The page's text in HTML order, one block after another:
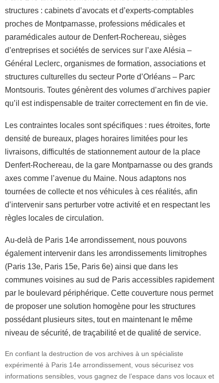
structures : cabinets d’avocats et d’experts-comptables
proches de Montparnasse, professions médicales et
paramédicales autour de Denfert-Rochereau, sièges
d’entreprises et sociétés de services sur l’axe Alésia –
Général Leclerc, organismes de formation, associations et
structures culturelles du secteur Porte d’Orléans – Parc
Montsouris. Toutes génèrent des volumes d’archives papier
qu’il est indispensable de traiter correctement en fin de vie.
Les contraintes locales sont spécifiques : rues étroites, forte
densité de bureaux, plages horaires limitées pour les
livraisons, difficultés de stationnement autour de la place
Denfert-Rochereau, de la gare Montparnasse ou des grands
axes comme l’avenue du Maine. Nous adaptons nos
tournées de collecte et nos véhicules à ces réalités, afin
d’intervenir sans perturber votre activité et en respectant les
règles locales de circulation.
Au-delà de Paris 14e arrondissement, nous pouvons
également intervenir dans les arrondissements limitrophes
(Paris 13e, Paris 15e, Paris 6e) ainsi que dans les
communes voisines au sud de Paris accessibles rapidement
par le boulevard périphérique. Cette couverture nous permet
de proposer une solution homogène pour les structures
possédant plusieurs sites, tout en maintenant le même
niveau de sécurité, de traçabilité et de qualité de service.
En confiant la destruction de vos archives à un spécialiste
expérimenté à Paris 14e arrondissement, vous sécurisez vos
informations sensibles, vous gagnez de l’espace dans vos locaux et